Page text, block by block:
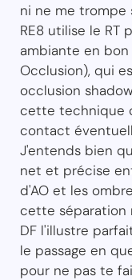
ni ne me trompe
RE8 utilise le RT
ambiante en bon
Occlusion), qui
occlusion
cette technique
contact
J'entends bien
net et précise
d'AO et les
cette séparation
DF l'illustre
le passage en
pour ne pas te